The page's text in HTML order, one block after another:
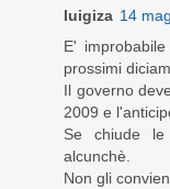
luigiza 14
E'
prossimi
Il governo
2009 e
Se chiude
alcunchè.
Non gli